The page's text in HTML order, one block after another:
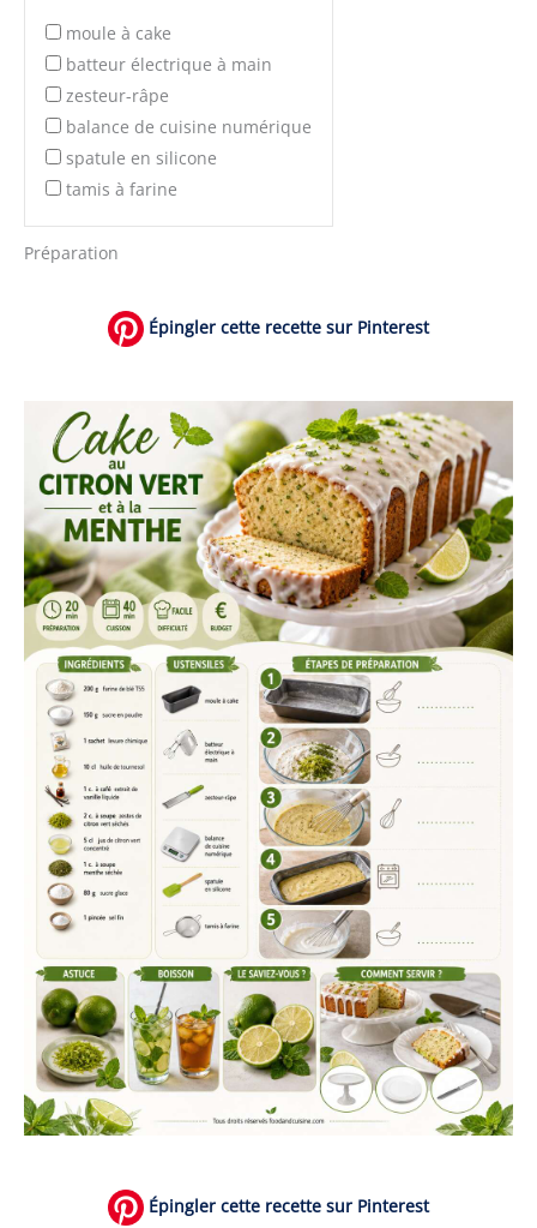
moule à cake
batteur électrique à main
zesteur-râpe
balance de cuisine numérique
spatule en silicone
tamis à farine
Préparation
Épingler cette recette sur Pinterest
Épingler cette recette sur Pinterest